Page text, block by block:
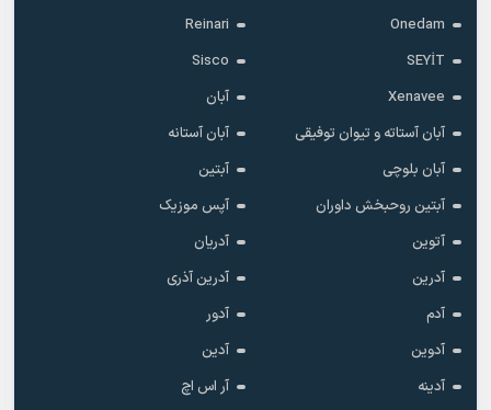
Onedam
Reinari
SEYİT
Sisco
Xenavee
آبان
آبان آستاته و تیوان توفیقی
آبان آستانه
آبان بلوچی
آبتین
آبتین روحبخش داوران
آپس موزیک
آتوین
آدریان
آدرین
آدرین آذری
آدم
آدور
آدوین
آدین
آدینه
آر اس اچ